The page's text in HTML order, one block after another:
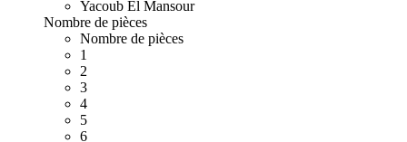
Yacoub El Mansour
Nombre de pièces
Nombre de pièces
1
2
3
4
5
6